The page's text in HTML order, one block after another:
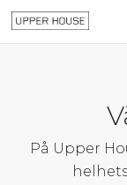
På Upper